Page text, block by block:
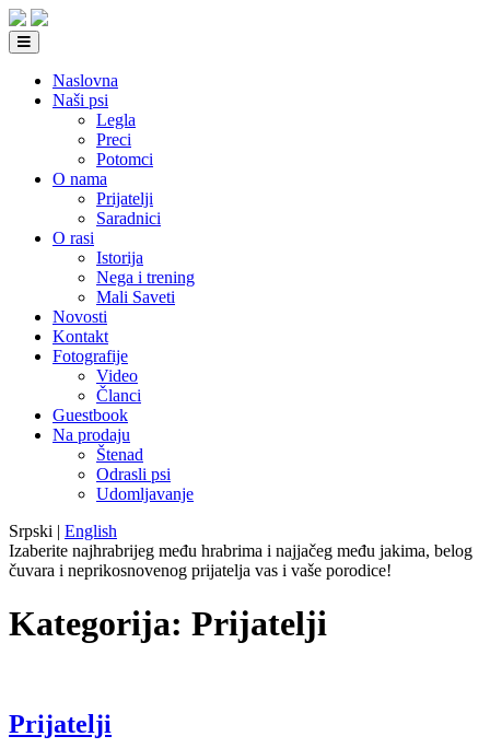
Naslovna
Naši psi
Legla
Preci
Potomci
O nama
Prijatelji
Saradnici
O rasi
Istorija
Nega i trening
Mali Saveti
Novosti
Kontakt
Fotografije
Video
Članci
Guestbook
Na prodaju
Štenad
Odrasli psi
Udomljavanje
Srpski | English
Izaberite najhrabrijeg među hrabrima i najjačeg među jakima, belog
čuvara i neprikosnovenog prijatelja vas i vaše porodice!
Kategorija: Prijatelji
Prijatelji